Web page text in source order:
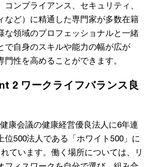
コンプライアンス、セキュリティ、
など）に精通した専門家が多数在籍
な領域のプロフェッショナルと一緒
で自身のスキルや能力の幅が広が
門性を高めることができます。
2 ワークライフバランス良
康会議の健康経営優良法人に6年連
位500法人である「ホワイト500」に
ています。働く場所については、リ